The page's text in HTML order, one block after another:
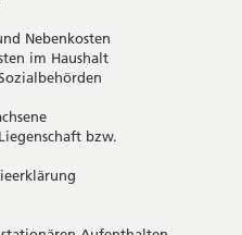
Nebenkosten
im Haushalt
bzw.